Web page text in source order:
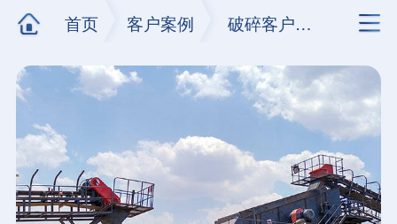
首页 客户案例 破碎客户现场 河南